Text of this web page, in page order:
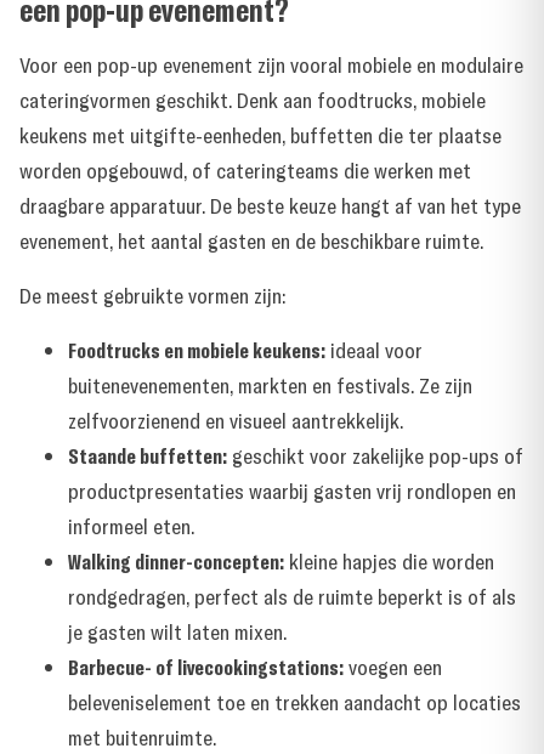
een pop-up evenement?
Voor een pop-up evenement zijn vooral mobiele en modulaire
cateringvormen geschikt. Denk aan foodtrucks, mobiele
keukens met uitgifte-eenheden, buffetten die ter plaatse
worden opgebouwd, of cateringteams die werken met
draagbare apparatuur. De beste keuze hangt af van het type
evenement, het aantal gasten en de beschikbare ruimte.
De meest gebruikte vormen zijn:
Foodtrucks en mobiele keukens: ideaal voor
buitenevenementen, markten en festivals. Ze zijn
zelfvoorzienend en visueel aantrekkelijk.
Staande buffetten: geschikt voor zakelijke pop-ups of
productpresentaties waarbij gasten vrij rondlopen en
informeel eten.
Walking dinner-concepten: kleine hapjes die worden
rondgedragen, perfect als de ruimte beperkt is of als
je gasten wilt laten mixen.
Barbecue- of livecookingstations:voegen een
beleveniselement toe en trekken aandacht op locaties
met buitenruimte.